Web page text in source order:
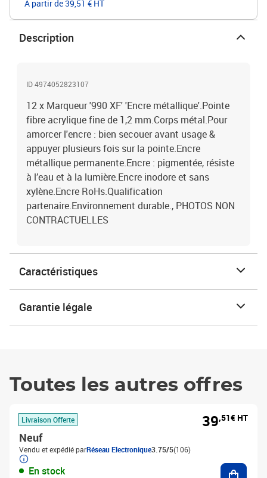
À partir de 39,51 € HT
Description
ID 4974052823107
12 x Marqueur '990 XF' 'Encre métallique'.Pointe
fibre acrylique fine de 1,2 mm.Corps métal.Pour
amorcer l'encre : bien secouer avant usage &
appuyer plusieurs fois sur la pointe.Encre
métallique permanente.Encre : pigmentée, résiste
à l’eau et à la lumière.Encre inodore et sans
xylène.Encre RoHs.Qualification
partenaire.Environnement durable., PHOTOS NON
CONTRACTUELLES
Caractéristiques
Garantie légale
Toutes les autres offres
Livraison Offerte
Neuf
Vendu et expédié parRéseau Electronique3.75/5(106)
En stock
39,51€ HT